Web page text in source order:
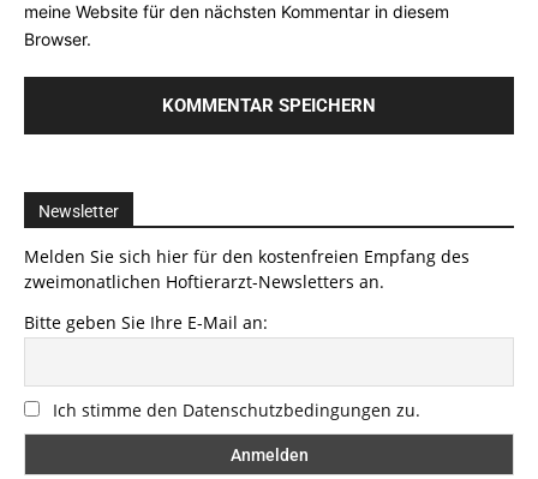
meine Website für den nächsten Kommentar in diesem
Browser.
Newsletter
Melden Sie sich hier für den kostenfreien Empfang des
zweimonatlichen Hoftierarzt-Newsletters an.
Bitte geben Sie Ihre E-Mail an:
Ich stimme den Datenschutzbedingungen zu.